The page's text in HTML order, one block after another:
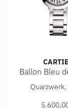
Ballon Bleu
Cartier Ballon